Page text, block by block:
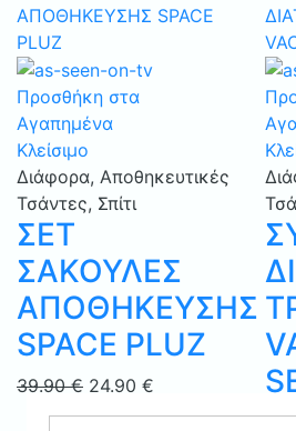
Προσθήκη στα
Αγαπημένα
Κλείσιμο
Διάφορα, Αποθηκευτικές
Τσάντες, Σπίτι
ΣΕΤ
ΣΑΚΟΥΛΕΣ
ΑΠΟΘΗΚΕΥΣΗΣ
SPACE PLUZ
39.90€ Original
price
24.90 €
τρέχουσα